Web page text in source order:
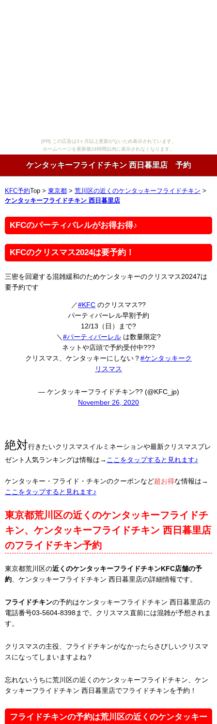
[PR] この広告は3ヶ月以上更新がないため表示されています。
ホームページを更新後24時間以内に表示されなくなります。
ケンタッキーフライドチキン 西日暮里店 予約
KFC予約 Top > 東京都 > 荒川区の近くのケンタッキーフライドチキン >
ケンタッキーフライドチキン 西日暮里店
KFCのパーティバレルがお得お得♪
KFCのクリスマス2024は要予約！
三密を回避する混雑緩和のためケンタッキーのクリスマス20247は
要予約です
／#KFC のクリスマス??
パーティバーレル早割予約
12/13（日）まで?
＼ #パーティバーレル は数量限定?
ネットや店頭で予約受付中???
クリスマス、ケンタッキーにしない？#ケンタッキーク
リスマス
— ケンタッキーフライドチキン?? (@KFC_jp)
November 26, 2020
絶対行きたいクリスマスイルミネーションや最新クリスマスプレ
ゼント人気ランキングは情報は→ ここをタップすると見れます♪
ケンタッキー・フライド・チキンのクーポンなど超お得な情報は→
ここをタップすると見れます♪
東京都荒川区の近くのケンタッキーフライドチ
キン、ケンタッキーフライドチキン 西日暮里店
のフライドチキン予約
東京都荒川区の近くのケンタッキーフライドチキンKFC店舗の予
約 、ケンタッキーフライドチキン 西日暮里店の詳細情報です。
フライドチキンの予約はケンタッキーフライドチキン 西日暮里店の
電話番号03-5604-8398まで。クリスマス直前には混雑が予想されま
す。
クリスマスの主役、フライドチキンがなかったらさびしいクリスマ
スになってしまいますよね？
忘れないうちに荒川区の近くのケンタッキーフライドチキン、ケン
タッキーフライドチキン 西日暮里店でフライドチキンを予約！
フライドチキンの予約は荒川区の近くのケンタッキー